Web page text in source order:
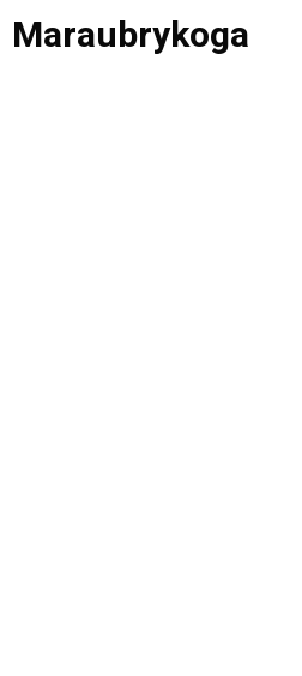
Saltar
alMaraubrykoga